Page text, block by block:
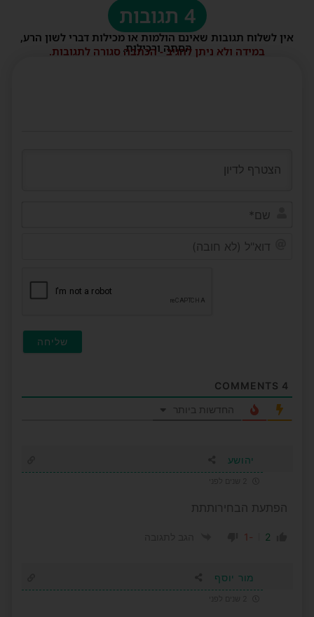
4 תגובות
אין לשלוח תגובות שאינם הולמות או מכילות דברי לשון הרע,
הסתה ורכילות.
במידה ולא ניתן להגיב - הכתבה סגורה לתגובות.
החדשות ביותר
יהושע
הפתעת הבחירותתת
-1
מור יוסף